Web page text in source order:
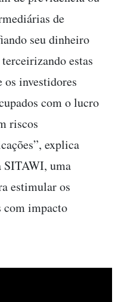
de
seu dinheiro
estas
investidores
com o lucro
riscos
explica
SITAWI, uma
estimular os
impacto